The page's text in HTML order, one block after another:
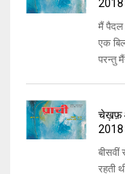
2018
मैं पैदल
एक
परन्तु
चेख़फ़
2018
रहती